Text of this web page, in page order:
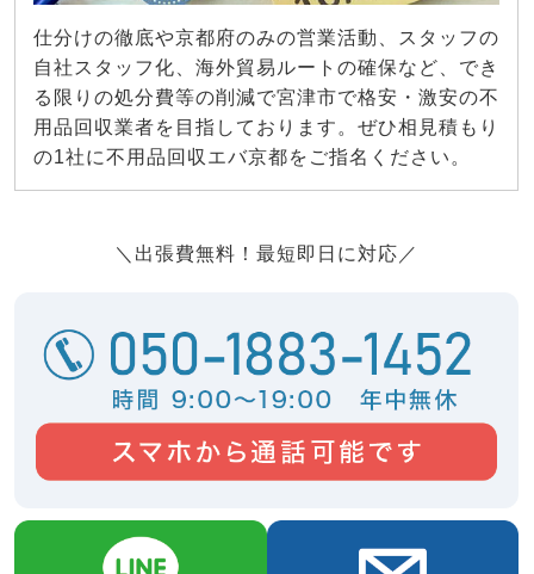
仕分けの徹底や京都府のみの営業活動、スタッフの
自社スタッフ化、海外貿易ルートの確保など、でき
る限りの処分費等の削減で宮津市で格安・激安の不
用品回収業者を目指しております。ぜひ相見積もり
の1社に不用品回収エバ京都をご指名ください。
＼出張費無料！最短即日に対応／